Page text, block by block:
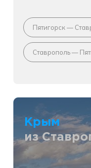
Пятигорск —
Ставрополь —
Крым
из